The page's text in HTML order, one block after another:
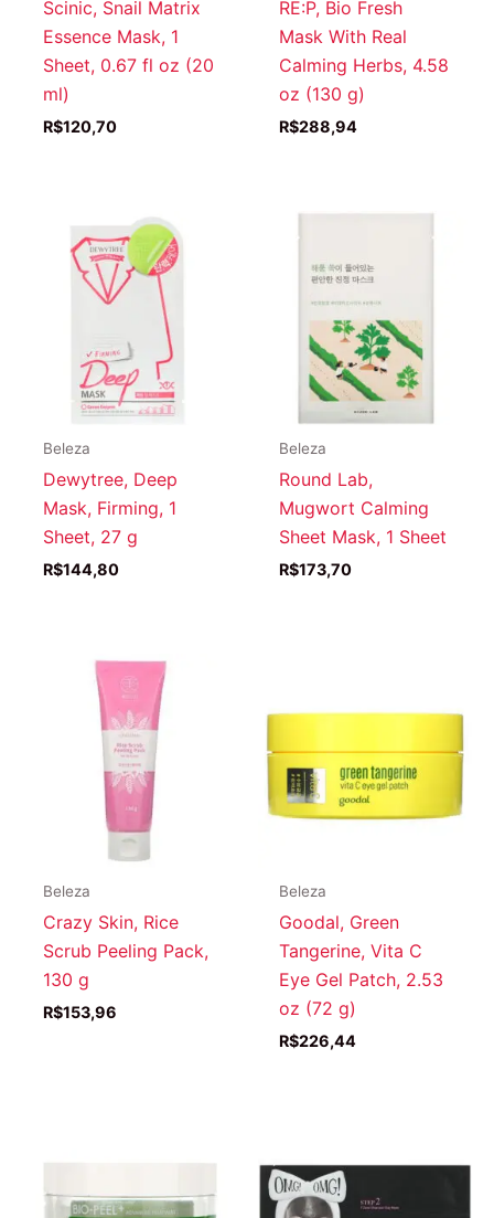
Scinic, Snail Matrix
Essence Mask, 1
Sheet, 0.67 fl oz (20
ml)
R$120,70
RE:P, Bio Fresh
Mask With Real
Calming Herbs, 4.58
oz (130 g)
R$288,94
Beleza
Dewytree, Deep
Mask, Firming, 1
Sheet, 27 g
R$144,80
Beleza
Round Lab,
Mugwort Calming
Sheet Mask, 1 Sheet
R$173,70
Beleza
Crazy Skin, Rice
Scrub Peeling Pack,
130 g
R$153,96
Beleza
Goodal, Green
Tangerine, Vita C
Eye Gel Patch, 2.53
oz (72 g)
R$226,44